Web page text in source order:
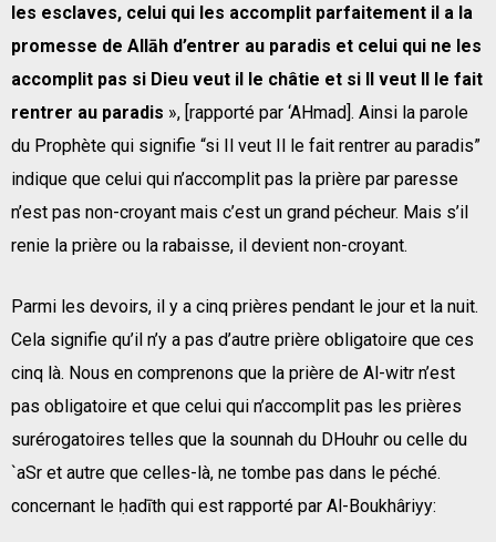
les esclaves, celui qui les accomplit parfaitement il a la
promesse de Allāh d’entrer au paradis et celui qui ne les
accomplit pas si Dieu veut il le châtie et si Il veut Il le fait
rentrer au paradis », [rapporté par ‘AHmad]. Ainsi la parole
du Prophète qui signifie “si Il veut Il le fait rentrer au paradis”
indique que celui qui n’accomplit pas la prière par paresse
n’est pas non-croyant mais c’est un grand pécheur. Mais s’il
renie la prière ou la rabaisse, il devient non-croyant.
Parmi les devoirs, il y a cinq prières pendant le jour et la nuit.
Cela signifie qu’il n’y a pas d’autre prière obligatoire que ces
cinq là. Nous en comprenons que la prière de Al-witr n’est
pas obligatoire et que celui qui n’accomplit pas les prières
surérogatoires telles que la sounnah du DHouhr ou celle du
`aSr et autre que celles-là, ne tombe pas dans le péché.
concernant le ḥadīth qui est rapporté par Al-Boukhâriyy: